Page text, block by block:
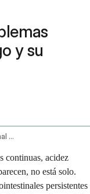
y su
Persistent Gastrointestinal Symptoms And Gerd Diagnosis
continuas, acidez
no está solo.
persistentes